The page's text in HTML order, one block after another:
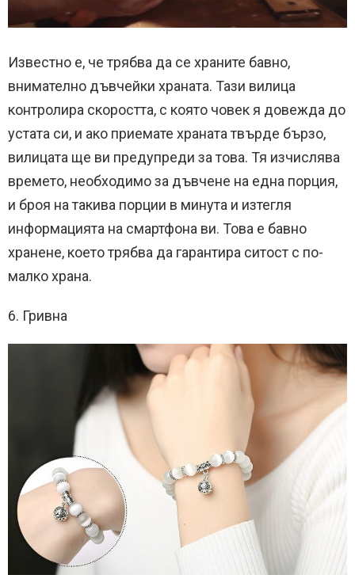
Известно е, че трябва да се храните бавно,
внимателно дъвчейки храната. Тази вилица
контролира скоростта, с която човек я довежда до
устата си, и ако приемате храната твърде бързо,
вилицата ще ви предупреди за това. Тя изчислява
времето, необходимо за дъвчене на една порция,
и броя на такива порции в минута и изтегля
информацията на смартфона ви. Това е бавно
хранене, което трябва да гарантира ситост с по-
малко храна.
6. Гривна